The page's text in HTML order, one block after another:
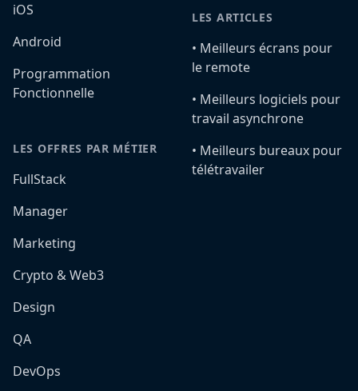
iOS
Android
Programmation
Fonctionnelle
LES OFFRES PAR MÉTIER
FullStack
Manager
Marketing
Crypto & Web3
Design
QA
DevOps
LES ARTICLES
•️ Meilleurs écrans pour
le remote
•️ Meilleurs logiciels pour
travail asynchrone
•️ Meilleurs bureaux pour
télétravailer